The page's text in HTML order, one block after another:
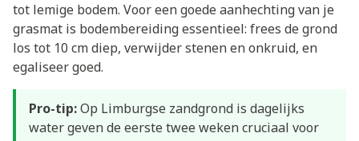
tot lemige bodem. Voor een goede aanhechting van je
grasmat is bodembereiding essentieel: frees de grond
los tot 10 cm diep, verwijder stenen en onkruid, en
egaliseer goed.
Pro-tip:Op Limburgse zandgrond is dagelijks
water geven de eerste twee weken cruciaal voor